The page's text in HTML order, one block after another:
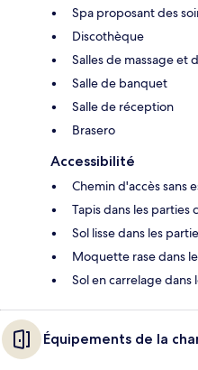
Spa proposant des
Discothèque
Salles de massage et
Salle de banquet
Salle de réception
Brasero
Accessibilité
Chemin d'accès sans
Tapis dans les parties
Sol lisse dans les
Moquette rase dans
Sol en carrelage dans
Équipements de la